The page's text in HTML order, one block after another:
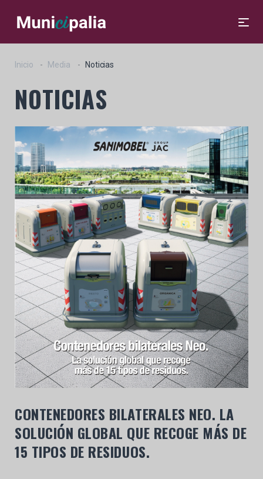
Inicio Media Noticias
NOTICIAS
CONTENEDORES BILATERALES NEO. LA
SOLUCIÓN GLOBAL QUE RECOGE MÁS DE
15 TIPOS DE RESIDUOS.